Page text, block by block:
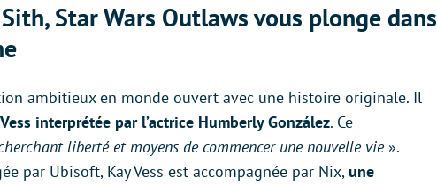
Star Wars Outlaws vous plonge dans
ambitieux en monde ouvert avec une histoire originale. Il
interprétée par l’actrice Humberly González. Ce
liberté et moyens de commencer une nouvelle vie».
par Ubisoft, Kay Vess est accompagnée par Nix, une